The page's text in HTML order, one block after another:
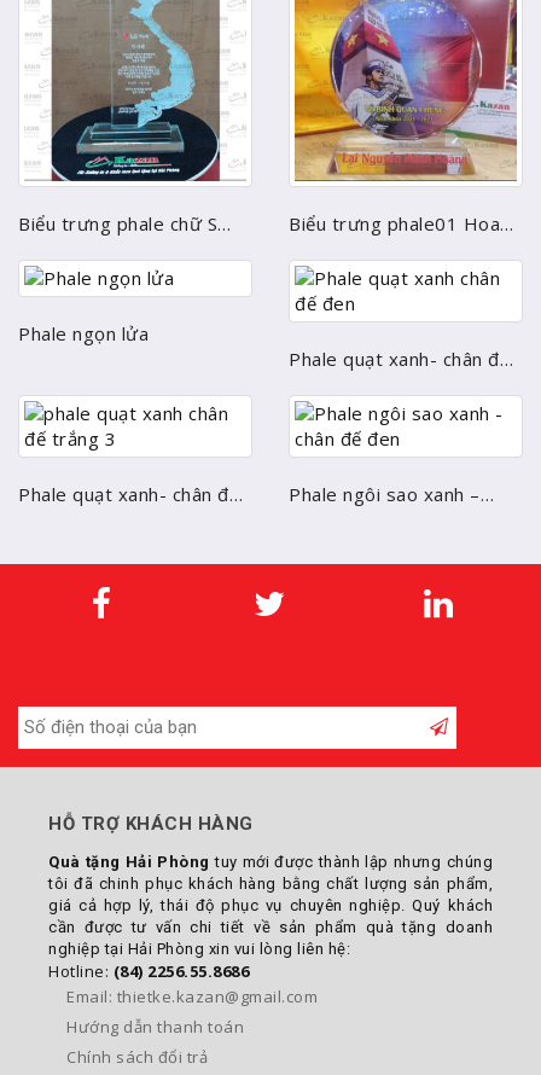
Biểu trưng phale chữ S
Biểu trưng phale01 Hoa
Phale ngọn lửa
Phale quạt xanh- chân đế
Phale quạt xanh- chân đế
Phale ngôi sao xanh –
HỖ TRỢ KHÁCH HÀNG
Quà tặng Hải Phòng tuy mới được thành lập nhưng chúng
tôi đã chinh phục khách hàng bằng chất lượng sản phẩm,
giá cả hợp lý, thái độ phục vụ chuyên nghiệp. Quý khách
cần được tư vấn chi tiết về sản phẩm quà tặng doanh
nghiệp tại Hải Phòng xin vui lòng liên hệ:
Hotline: (84) 2256.55.8686
Email: thietke.kazan@gmail.com
Hướng dẫn thanh toán
Chính sách đổi trả